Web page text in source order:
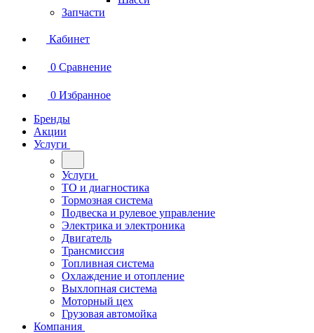
Запчасти
Кабинет
0 Сравнение
0 Избранное
Бренды
Акции
Услуги
Услуги
ТО и диагностика
Тормозная система
Подвеска и рулевое управление
Электрика и электроника
Двигатель
Трансмиссия
Топливная система
Охлаждение и отопление
Выхлопная система
Моторный цех
Грузовая автомойка
Компания